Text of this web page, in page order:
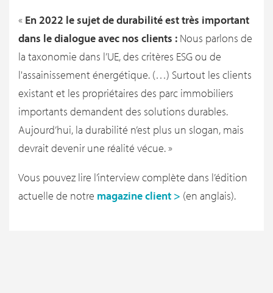
« En 2022 le sujet de durabilité est très important
dans le dialogue avec nos clients : Nous parlons de
la taxonomie dans l’UE, des critères ESG ou de
l'assainissement énergétique. (…) Surtout les clients
existant et les propriétaires des parc immobiliers
importants demandent des solutions durables.
Aujourd’hui, la durabilité n’est plus un slogan, mais
devrait devenir une réalité vécue. »
Vous pouvez lire l’interview complète dans l’édition
actuelle de notre magazine client > (en anglais).